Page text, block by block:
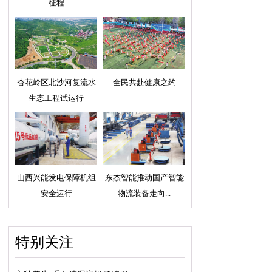
征程
杏花岭区北沙河复流水
生态工程试运行
全民共赴健康之约
山西兴能发电保障机组
安全运行
东杰智能推动国产智能
物流装备走向...
特别关注